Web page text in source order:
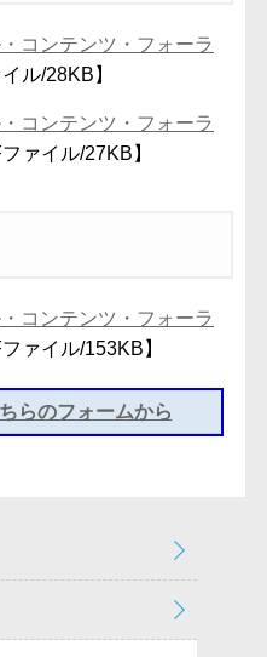
コンテンツ・フォーラ
ル/28KB】
コンテンツ・フォーラ
ァイル/27KB】
コンテンツ・フォーラ
ァイル/153KB】
らのフォームから